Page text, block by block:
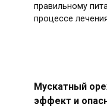
правильному
процессе
Мускатный
эффект и